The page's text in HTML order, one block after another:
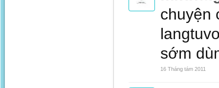
chuyện
sớm
16 Tháng tám 2011